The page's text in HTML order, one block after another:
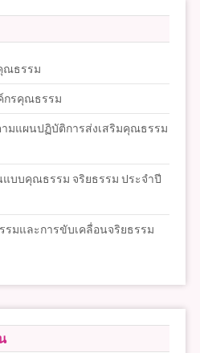
ณธรรม
กรคุณธรรม
มแผนปฏิบัติการส่งเสริมคุณธรรม
บบคุณธรรม จริยธรรม ประจำปี
รมและการขับเคลื่อนจริยธรรม